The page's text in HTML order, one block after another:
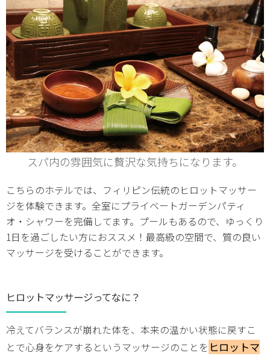
スパ内の雰囲気に贅沢な気持ちになります。
こちらのホテルでは、フィリピン伝統のヒロットマッサー
ジを体験できます。全室にプライベートガーデンパティ
オ・シャワーを完備してます。プールもあるので、ゆっくり
1日を過ごしたい方におススメ！最高級の空間で、質の良い
マッサージを受けることができます。
ヒロットマッサージってなに？
冷えてバランスが崩れた体を、本来の温かい状態に戻すこ
とで心身をケアするというマッサージのことを ヒロットマ